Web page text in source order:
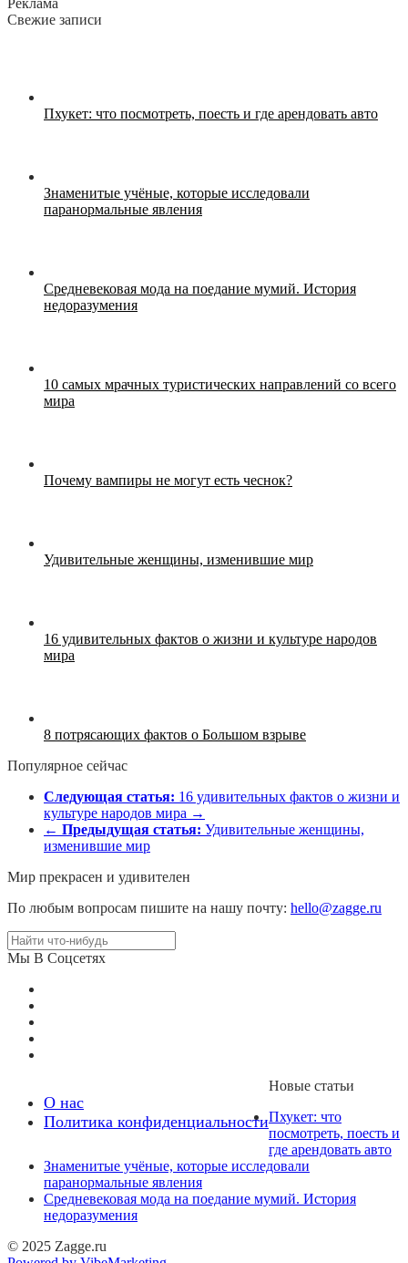
Свежие записи
Пхукет: что посмотреть, поесть и где арендовать авто
Знаменитые учёные, которые исследовали
паранормальные явления
Средневековая мода на поедание мумий. История
недоразумения
10 самых мрачных туристических направлений со всего
мира
Почему вампиры не могут есть чеснок?
Удивительные женщины, изменившие мир
16 удивительных фактов о жизни и культуре народов
мира
8 потрясающих фактов о Большом взрыве
Популярное сейчас
Следующая статья: 16 удивительных фактов о жизни и
культуре народов мира →
← Предыдущая статья: Удивительные женщины,
изменившие мир
Мир прекрасен и удивителен
По любым вопросам пишите на нашу почту: hello@zagge.ru
Мы В Соцсетях
О нас
Политика конфиденциальности
Новые статьи
Пхукет: что
посмотреть, поесть и
где арендовать авто
Знаменитые учёные, которые исследовали
паранормальные явления
Средневековая мода на поедание мумий. История
недоразумения
© 2025 Zagge.ru